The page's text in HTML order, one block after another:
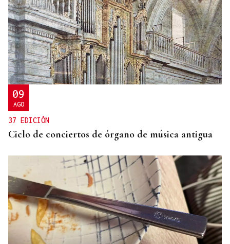
09
AGO
37 EDICIÓN
Ciclo de conciertos de órgano de música antigua